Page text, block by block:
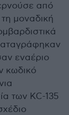
από
μοναδική
εναέριο
κωδικό
των KC-135